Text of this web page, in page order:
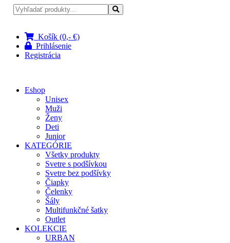
Košík (0,- €)
Prihlásenie
Registrácia
Eshop
Unisex
Muži
Ženy
Deti
Junior
KATEGÓRIE
Všetky produkty
Svetre s podšívkou
Svetre bez podšívky
Čiapky
Čelenky
Šály
Multifunkčné šatky
Outlet
KOLEKCIE
URBAN